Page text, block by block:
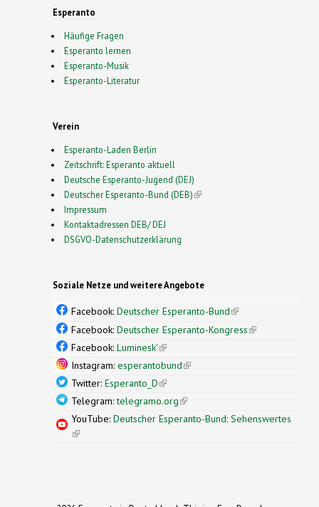
Esperanto
Häufige Fragen
Esperanto lernen
Esperanto-Musik
Esperanto-Literatur
Verein
Esperanto-Laden Berlin
Zeitschrift: Esperanto aktuell
Deutsche Esperanto-Jugend (DEJ)
Deutscher Esperanto-Bund (DEB)(link is external)
Impressum
Kontaktadressen DEB/ DEJ
DSGVO-Datenschutzerklärung
Soziale Netze und weitere Angebote
Facebook: Deutscher Esperanto-Bund(link is
external)
Facebook: Deutscher Esperanto-Kongress(link is
Facebook: Luminesk'(link is external)
Instagram: esperantobund(link is external)
Twitter: Esperanto_D(link is external)
Telegram:telegramo.org(link is external)
YouTube: Deutscher Esperanto-Bund: Sehenswertes
(link is external)